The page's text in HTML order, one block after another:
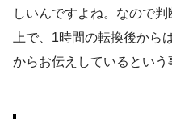
しいんですよね。なので
上で、1時間の転換後から
からお伝えしているという